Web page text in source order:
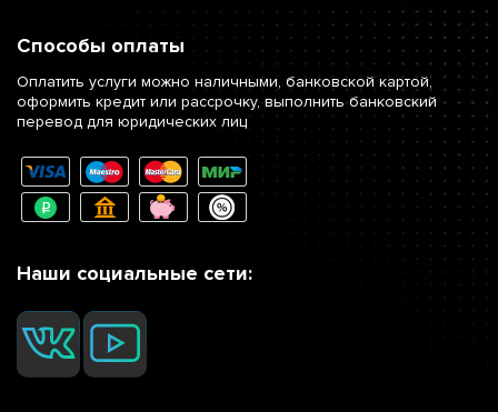
Способы оплаты
Оплатить услуги можно наличными, банковской картой,
оформить кредит или рассрочку, выполнить банковский
перевод для юридических лиц
Наши социальные сети: